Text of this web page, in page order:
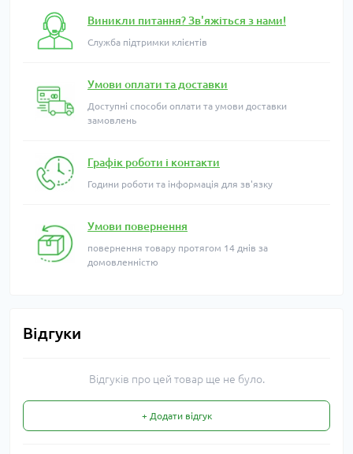
Виникли питання? Зв'яжіться з нами!
Служба підтримки клієнтів
Умови оплати та доставки
Доступні способи оплати та умови доставки
замовлень
Графік роботи і контакти
Години роботи та інформація для зв'язку
Умови повернення
повернення товару протягом 14 днів за
домовленністю
Відгуки
Відгуків про цей товар ще не було.
+ Додати відгук